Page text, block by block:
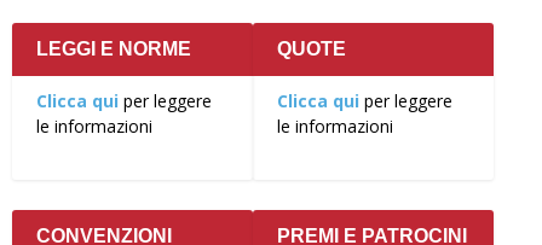
LEGGI E NORME
Clicca qui per leggere
le informazioni
QUOTE
Clicca qui per leggere
le informazioni
CONVENZIONI PREMI E PATROCINI